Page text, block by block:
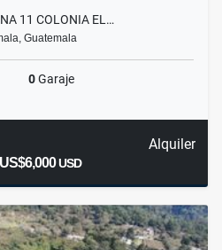
11 COLONIA EL…
Guatemala
0Garaje
Alquiler
US$6,000USD